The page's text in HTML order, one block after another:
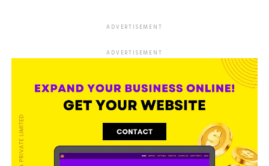
ADVERTISEMENT
ADVERTISEMENT